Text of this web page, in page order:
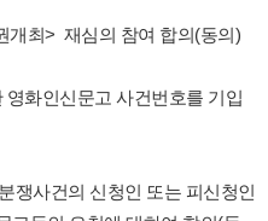
개최> 재심의 참여 합의(동의)
화인신문고 사건번호를 기입
쟁사건의 신청인 또는 피신청인